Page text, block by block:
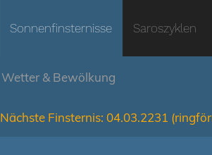
Sonnenfinsternisse Saroszyklen
Wetter & Bewölkung
Nächste Finsternis: 04.03.2231